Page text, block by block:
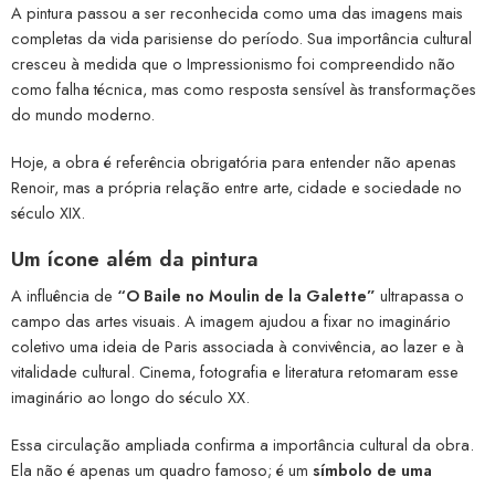
A pintura passou a ser reconhecida como uma das imagens mais
completas da vida parisiense do período. Sua importância cultural
cresceu à medida que o Impressionismo foi compreendido não
como falha técnica, mas como resposta sensível às transformações
do mundo moderno.
Hoje, a obra é referência obrigatória para entender não apenas
Renoir, mas a própria relação entre arte, cidade e sociedade no
século XIX.
Um ícone além da pintura
A influência de “O Baile no Moulin de la Galette” ultrapassa o
campo das artes visuais. A imagem ajudou a fixar no imaginário
coletivo uma ideia de Paris associada à convivência, ao lazer e à
vitalidade cultural. Cinema, fotografia e literatura retomaram esse
imaginário ao longo do século XX.
Essa circulação ampliada confirma a importância cultural da obra.
Ela não é apenas um quadro famoso; é um símbolo de uma